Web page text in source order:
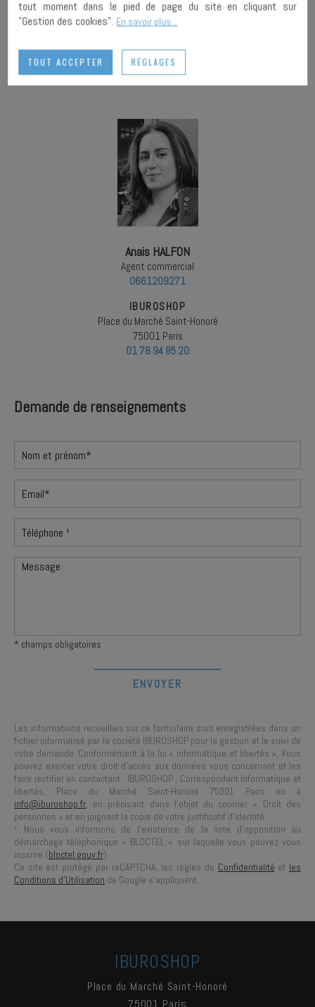
Anais HALFON
Agent commercial
0661209271
IBUROSHOP
Place du Marché Saint-Honoré
75001 Paris
01 78 94 85 20
Demande de renseignements
* champs obligatoires
Les informations recueillies sur ce formulaire sont enregistrées dans un
fichier informatisé par la société IBUROSHOP pour la gestion et le suivi de
votre demande. Conformément à la loi « informatique et libertés », Vous
pouvez exercer votre droit d'accès aux données vous concernant et les
faire rectifier en contactant : IBUROSHOP , Correspondant Informatique et
libertés, Place du Marché Saint-Honoré 75001 Paris ou à
info@iburoshop.fr, en précisant dans l’objet du courrier « Droit des
personnes » et en joignant la copie de votre justificatif d’identité.
¹ Nous vous informons de l’existence de la liste d’opposition au
démarchage téléphonique « BLOCTEL » sur laquelle vous pouvez vous
inscrire (bloctel.gouv.fr).
Ce site est protégé par reCAPTCHA, les règles de Confidentialité et les
Conditions d'Utilisation de Google s'appliquent.
IBUROSHOP
Place du Marché Saint-Honoré
75001 Paris
tout moment dans le pied de page du site en cliquant sur
"Gestion des cookies". En savoir plus...
TOUT ACCEPTER RÉGLAGES